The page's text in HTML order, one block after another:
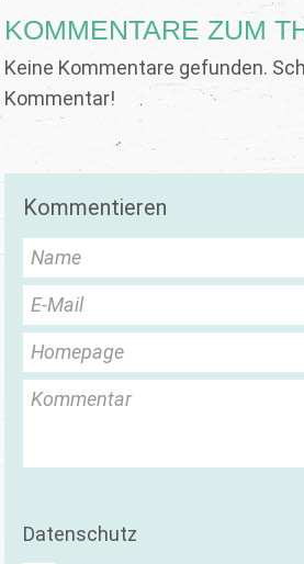
KOMMENTARE ZUM
Keine Kommentare gefunden.
Kommentar!
Kommentieren
Name
E-Mail
Homepage
Kommentar
Datenschutz